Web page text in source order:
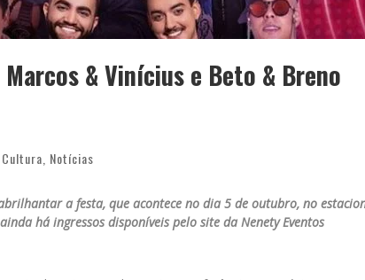
& Vinícius e Beto & Breno
Cultura Notícias
a festa, que acontece no dia 5 de outubro, no
há ingressos disponíveis pelo site da Nenety Eventos